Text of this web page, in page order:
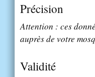
Précision
Attention : ces
auprès de votre
Validité